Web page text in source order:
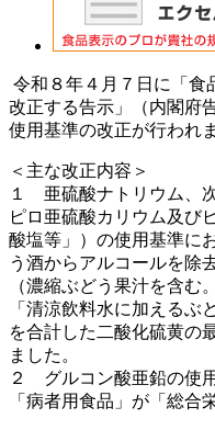
令和８年４月７日に「食
改正する告示」（内閣府
使用基準の改正が行われ
＜主な改正内容＞
１ 亜硫酸ナトリウム、
ピロ亜硫酸カリウム及び
酸塩等」）の使用基準に
う酒からアルコールを除
（濃縮ぶどう果汁を含む
「清涼飲料水に加えるぶ
を合計した二酸化硫黄の
ました。
２ グルコン酸亜鉛の使
「病者用食品」が「総合